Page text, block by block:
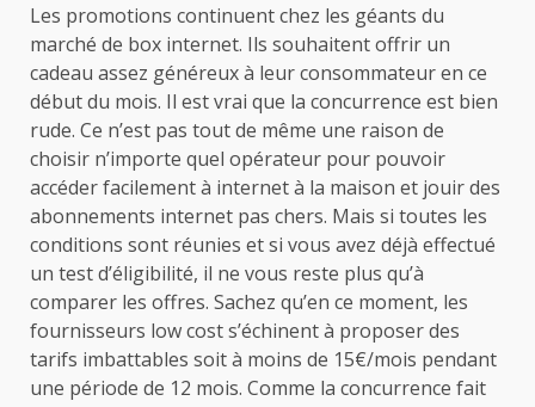
Les promotions continuent chez les géants du
marché de box internet. Ils souhaitent offrir un
cadeau assez généreux à leur consommateur en ce
début du mois. Il est vrai que la concurrence est bien
rude. Ce n’est pas tout de même une raison de
choisir n’importe quel opérateur pour pouvoir
accéder facilement à internet à la maison et jouir des
abonnements internet pas chers. Mais si toutes les
conditions sont réunies et si vous avez déjà effectué
un test d’éligibilité, il ne vous reste plus qu’à
comparer les offres. Sachez qu’en ce moment, les
fournisseurs low cost s’échinent à proposer des
tarifs imbattables soit à moins de 15€/mois pendant
une période de 12 mois. Comme la concurrence fait